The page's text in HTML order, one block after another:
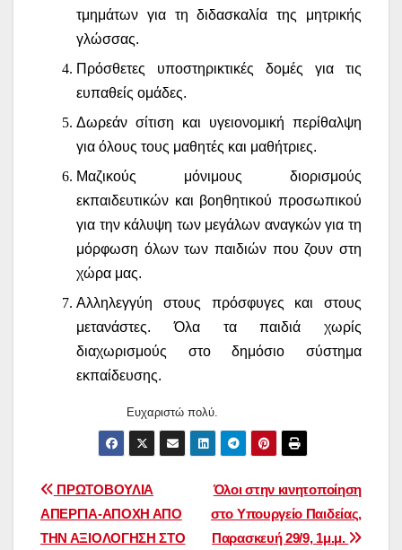
τμημάτων για τη διδασκαλία της μητρικής
γλώσσας.
Πρόσθετες υποστηρικτικές δομές για τις
ευπαθείς ομάδες.
Δωρεάν σίτιση και υγειονομική περίθαλψη
για όλους τους μαθητές και μαθήτριες.
Μαζικούς μόνιμους διορισμούς
εκπαιδευτικών και βοηθητικού προσωπικού
για την κάλυψη των μεγάλων αναγκών για τη
μόρφωση όλων των παιδιών που ζουν στη
χώρα μας.
Αλληλεγγύη στους πρόσφυγες και στους
μετανάστες. Όλα τα παιδιά χωρίς
διαχωρισμούς στο δημόσιο σύστημα
εκπαίδευσης.
Ευχαριστώ πολύ.
Πλοήγηση
άρθρων
Όλοι στην κινητοποίηση
στο Υπουργείο Παιδείας,
Παρασκευή 29/9, 1μ.μ.
ΠΡΩΤΟΒΟΥΛΙΑ
ΑΠΕΡΓΙΑ-ΑΠΟΧΗ ΑΠΟ
ΤΗΝ ΑΞΙΟΛΟΓΗΣΗ ΣΤΟ